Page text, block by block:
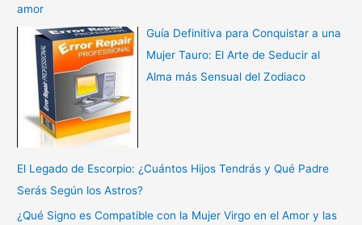
amor
Guía Definitiva para Conquistar a una
Mujer Tauro: El Arte de Seducir al
Alma más Sensual del Zodiaco
El Legado de Escorpio: ¿Cuántos Hijos Tendrás y Qué Padre
Serás Según los Astros?
¿Qué Signo es Compatible con la Mujer Virgo en el Amor y las